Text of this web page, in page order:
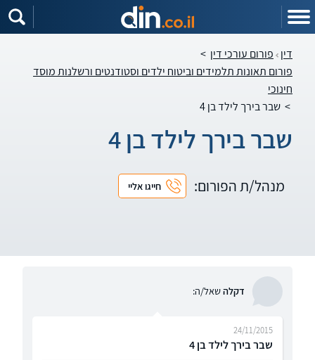
דין פורום עורכי דין >
פורום תאונות תלמידים וביטוח ילדים וסטודנטים ורשלנות מוסד
חינוכי
> שבר בירך לילד בן 4
שבר בירך לילד בן 4
מנהל/ת הפורום: חייגו אליי
דקלהשאל/ה:
שבר בירך לילד בן 4
24/11/2015